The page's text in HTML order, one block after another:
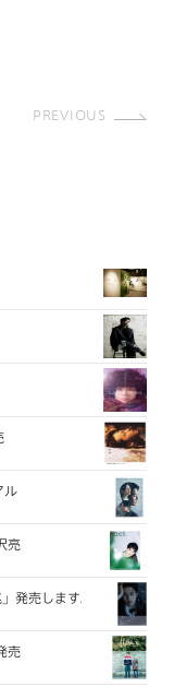
PREVIOUS
ル
亮
売します。
売